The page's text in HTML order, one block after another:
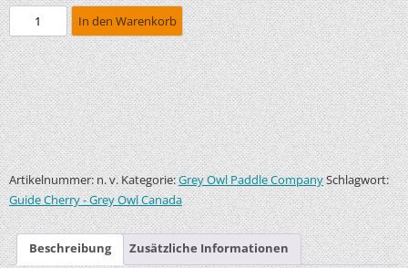
In den Warenkorb
Artikelnummer:n. v. Kategorie:Grey Owl Paddle CompanySchlagwort:
Guide Cherry - Grey Owl Canada
Beschreibung Zusätzliche Informationen